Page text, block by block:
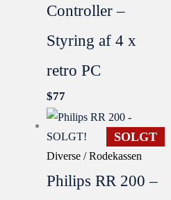
Controller –
Styring af 4 x
retro PC
$77
SOLGT
Diverse / Rodekassen
Philips RR 200 –